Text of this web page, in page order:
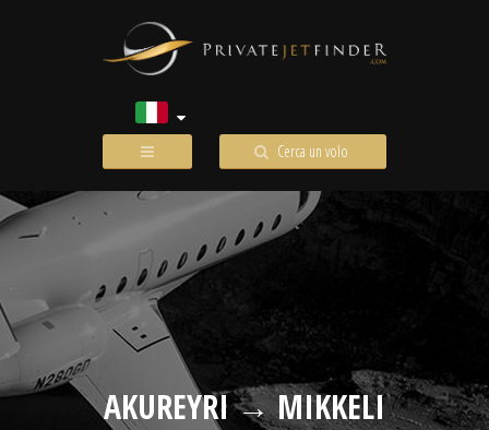
Cerca un volo
AKUREYRI → MIKKELI